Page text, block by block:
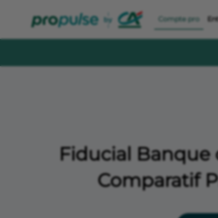
Compte pro
Fiducial Banque
Comparatif